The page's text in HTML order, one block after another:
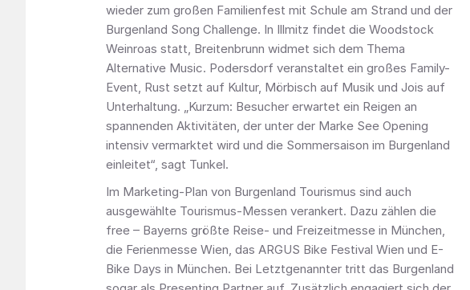
wieder zum großen Familienfest mit Schule am Strand und der
Burgenland Song Challenge. In Illmitz findet die Woodstock
Weinroas statt, Breitenbrunn widmet sich dem Thema
Alternative Music. Podersdorf veranstaltet ein großes Family-
Event, Rust setzt auf Kultur, Mörbisch auf Musik und Jois auf
Unterhaltung. „Kurzum: Besucher erwartet ein Reigen an
spannenden Aktivitäten, der unter der Marke See Opening
intensiv vermarktet wird und die Sommersaison im Burgenland
einleitet“, sagt Tunkel.
Im Marketing-Plan von Burgenland Tourismus sind auch
ausgewählte Tourismus-Messen verankert. Dazu zählen die
free – Bayerns größte Reise- und Freizeitmesse in München,
die Ferienmesse Wien, das ARGUS Bike Festival Wien und E-
Bike Days in München. Bei Letztgenannter tritt das Burgenland